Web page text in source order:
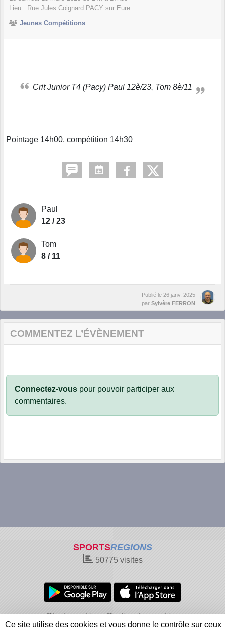
Lieu : Rue Jules Coignard PACY sur Eure
Jeunes Compétitions
Crit Junior T4 (Pacy) Paul 12è/23, Tom 8è/11
Pointage 14h00, compétition 14h30
Paul
12 / 23
Tom
8 / 11
Publié le 26 janv. 2025
par Sylvère FERRON
COMMENTEZ L’ÉVÈNEMENT
Connectez-vous pour pouvoir participer aux
commentaires.
SPORTSREGIONS
50775visites
Charte cookies
Gestion des cookies
Informations légales
Signaler un contenu inapproprié
Ce site utilise des cookies et vous donne le contrôle sur ceux